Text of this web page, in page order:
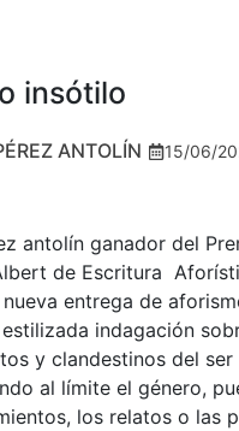
insótilo
ANTOLÍN 15/06/
antolín ganador del
de Escritura
entrega de
indagación
y clandestinos del
al límite el género,
los relatos o las